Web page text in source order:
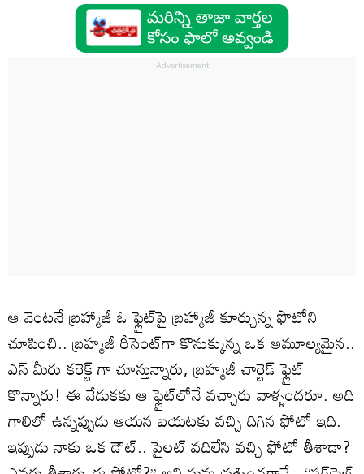
ఆ వెంటనే బ్రహ్మాజీ ఓ ఫ్లైట్‌పై బ్రహ్మాజీ కూర్చున్న ఫొటోని
చూపించి.. బ్రహ్మజీ రీసెంట్‌గా కొనుక్కున్న ఒక అమూల్యమైన..
ఎస్ మీరు కరెక్ట్ గా చూస్తున్నారు, బ్రహ్మజీ చార్టెడ్ ఫ్లైట్
కొన్నారు! ఈ వేడుకకు ఆ ఫ్లైట్‌లోనే వచ్చారు వాళ్ళందరూ. అది
గాలిలో ఉన్నప్పుడు ఆయన బయటకు వచ్చి దిగిన ఫోటో ఇది.
ఇప్పుడు నాకు ఒక డౌట్.. పైలట్ వదిలేసి వచ్చి ఫోటో తీశాడా?